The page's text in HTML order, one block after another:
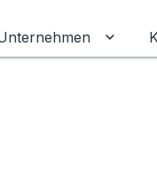
umschalten
für Privatkunden